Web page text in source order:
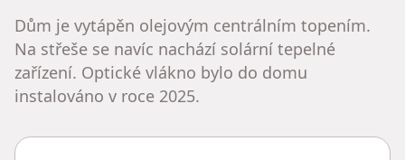
Dům je vytápěn olejovým centrálním topením.
Na střeše se navíc nachází solární tepelné
zařízení. Optické vlákno bylo do domu
instalováno v roce 2025.